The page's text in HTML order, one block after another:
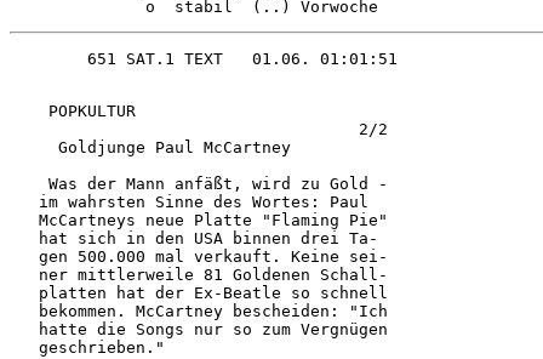
    POPKULTUR
                                    2/2
     Goldjunge Paul McCartney
    Was der Mann anfäßt, wird zu Gold -
   im wahrsten Sinne des Wortes: Paul
   McCartneys neue Platte "Flaming Pie"
   hat sich in den USA binnen drei Ta-
   gen 500.000 mal verkauft. Keine sei-
   ner mittlerweile 81 Goldenen Schall-
   platten hat der Ex-Beatle so schnell
   bekommen. McCartney bescheiden: "Ich
   hatte die Songs nur so zum Vergnügen
   geschrieben."